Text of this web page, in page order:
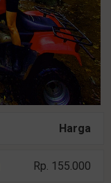
Harga
Rp. 155.000